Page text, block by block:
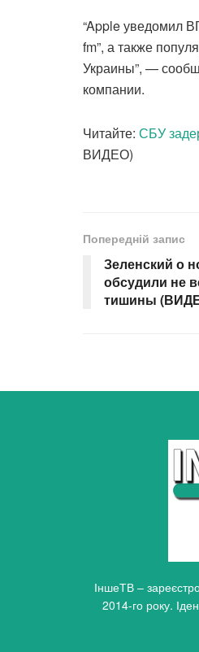
“Apple уведомил
fm”, а также
Украины”, —
компании.
Читайте: СБУ
ВИДЕО)
Попередній запис
Зеленский о
обсудили не
тишины
ІншеТВ –
2014-го року.